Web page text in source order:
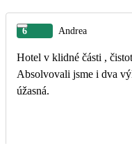
6 Andrea
Hotel v klidné části ,
Absolvovali jsme i dva
úžasná.